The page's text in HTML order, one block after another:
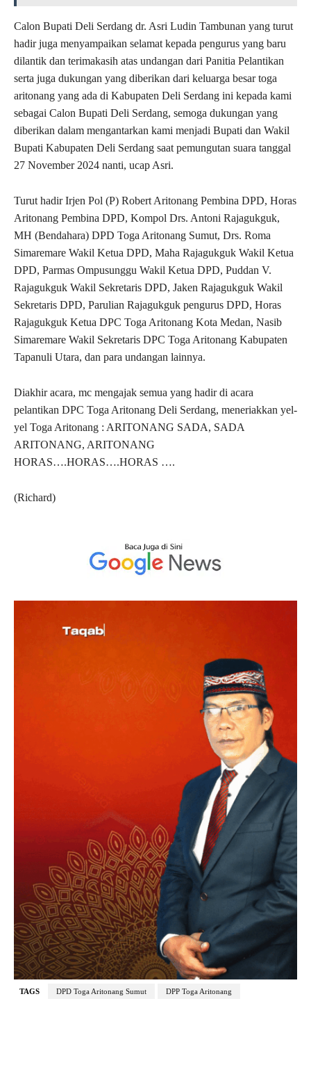
Calon Bupati Deli Serdang dr. Asri Ludin Tambunan yang turut
hadir juga menyampaikan selamat kepada pengurus yang baru
dilantik dan terimakasih atas undangan dari Panitia Pelantikan
serta juga dukungan yang diberikan dari keluarga besar toga
aritonang yang ada di Kabupaten Deli Serdang ini kepada kami
sebagai Calon Bupati Deli Serdang, semoga dukungan yang
diberikan dalam mengantarkan kami menjadi Bupati dan Wakil
Bupati Kabupaten Deli Serdang saat pemungutan suara tanggal
27 November 2024 nanti, ucap Asri.
Turut hadir Irjen Pol (P) Robert Aritonang Pembina DPD, Horas
Aritonang Pembina DPD, Kompol Drs. Antoni Rajagukguk,
MH (Bendahara) DPD Toga Aritonang Sumut, Drs. Roma
Simaremare Wakil Ketua DPD, Maha Rajagukguk Wakil Ketua
DPD, Parmas Ompusunggu Wakil Ketua DPD, Puddan V.
Rajagukguk Wakil Sekretaris DPD, Jaken Rajagukguk Wakil
Sekretaris DPD, Parulian Rajagukguk pengurus DPD, Horas
Rajagukguk Ketua DPC Toga Aritonang Kota Medan, Nasib
Simaremare Wakil Sekretaris DPC Toga Aritonang Kabupaten
Tapanuli Utara, dan para undangan lainnya.
Diakhir acara, mc mengajak semua yang hadir di acara
pelantikan DPC Toga Aritonang Deli Serdang, meneriakkan yel-
yel Toga Aritonang : ARITONANG SADA, SADA
ARITONANG, ARITONANG
HORAS….HORAS….HORAS ….
(Richard)
TAGS DPD Toga Aritonang Sumut DPP Toga Aritonang